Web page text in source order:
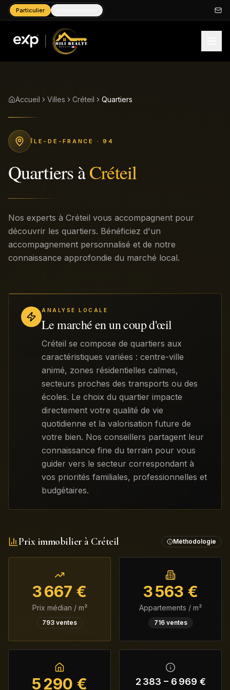
Particulier
Accueil Villes Créteil Quartiers
ÎLE-DE-FRANCE · 94
QuartiersàCréteil
Nos experts à Créteil vous accompagnent pour
découvrir les quartiers. Bénéficiez d'un
accompagnement personnalisé et de notre
connaissance approfondie du marché local.
ANALYSE LOCALE
Le marché en un coup d'œil
Créteil se compose de quartiers aux
caractéristiques variées : centre-ville
animé, zones résidentielles calmes,
secteurs proches des transports ou des
écoles. Le choix du quartier impacte
directement votre qualité de vie
quotidienne et la valorisation future de
votre bien. Nos conseillers partagent leur
connaissance fine du terrain pour vous
guider vers le secteur correspondant à
vos priorités familiales, professionnelles et
budgétaires.
Prix immobilier à Créteil Méthodologie
3 667 €
Prix médian / m²
793 ventes
3 563 €
Appartements / m²
716ventes
5 290 € 2 383 – 6 969 €